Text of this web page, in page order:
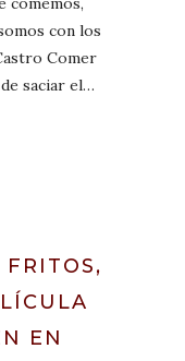
con los
Comer
saciar el…
FRITOS,
EN